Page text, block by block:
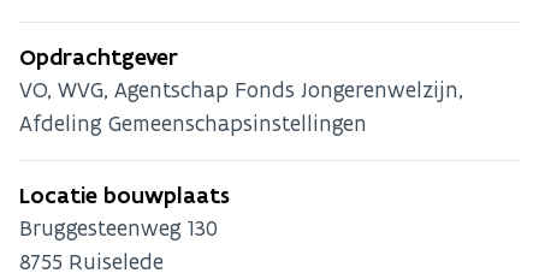
Opdrachtgever
VO, WVG, Agentschap Fonds Jongerenwelzijn,
Afdeling Gemeenschapsinstellingen
Locatie bouwplaats
Bruggesteenweg 130
8755 Ruiselede